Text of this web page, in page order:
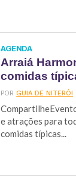
AGENDA
Arraiá
comidas
PORGUIA DE NITERÓI
e atrações para
comidas típicas...